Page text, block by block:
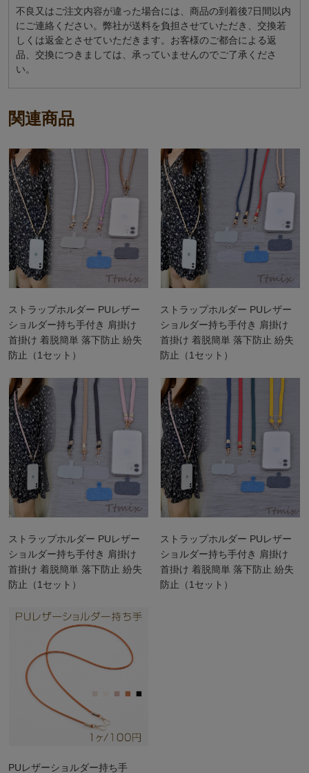
不良又はご注文内容が違った場合には、商品の到着後7日間以内
にご連絡ください。弊社が送料を負担させていただき、交換若
しくは返金とさせていただきます。お客様のご都合による返
品、交換につきましては、承っていませんのでご了承くださ
い。
関連商品
ストラップホルダー PUレザー
ショルダー持ち手付き 肩掛け
首掛け 着脱簡単 落下防止 紛失
防止（1セット）
ストラップホルダー PUレザー
ショルダー持ち手付き 肩掛け
首掛け 着脱簡単 落下防止 紛失
防止（1セット）
ストラップホルダー PUレザー
ショルダー持ち手付き 肩掛け
首掛け 着脱簡単 落下防止 紛失
防止（1セット）
ストラップホルダー PUレザー
ショルダー持ち手付き 肩掛け
首掛け 着脱簡単 落下防止 紛失
防止（1セット）
PUレザーショルダー持ち手